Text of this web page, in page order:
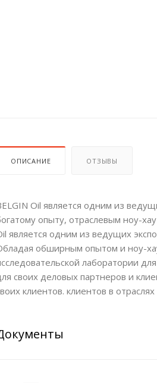
ОПИСАНИЕ ОТЗЫВЫ
Oil является одним из
опыту, отраслевым ноу-
является одним из ведущих
обширным опытом и ноу-
лаборатории
своих деловых партнеров и
клиентов. клиентов в